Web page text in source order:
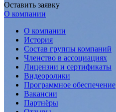
Оставить заявку
О компании
О компании
История
Состав группы компаний
Членство в ассоциациях
Лицензии и сертификаты
Видеоролики
Программное обеспечение
Вакансии
Партнёры